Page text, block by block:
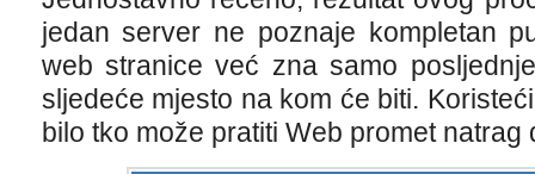
jedan server ne poznaje kompletan
web stranice već zna samo
sljedeće mjesto na kom će biti.
bilo tko može pratiti Web promet natrag